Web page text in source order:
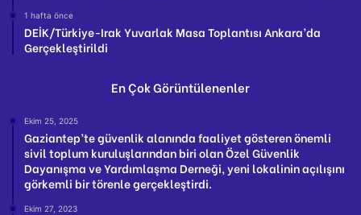
1 hafta önce
DEİK/Türkiye-Irak Yuvarlak Masa Toplantısı Ankara’da
Gerçekleştirildi
En Çok Görüntülenenler
Ekim 25, 2025
Gaziantep’te güvenlik alanında faaliyet gösteren önemli
sivil toplum kuruluşlarından biri olan Özel Güvenlik
Dayanışma ve Yardımlaşma Derneği, yeni lokalinin açılışını
görkemli bir törenle gerçekleştirdi.
Ekim 27, 2023